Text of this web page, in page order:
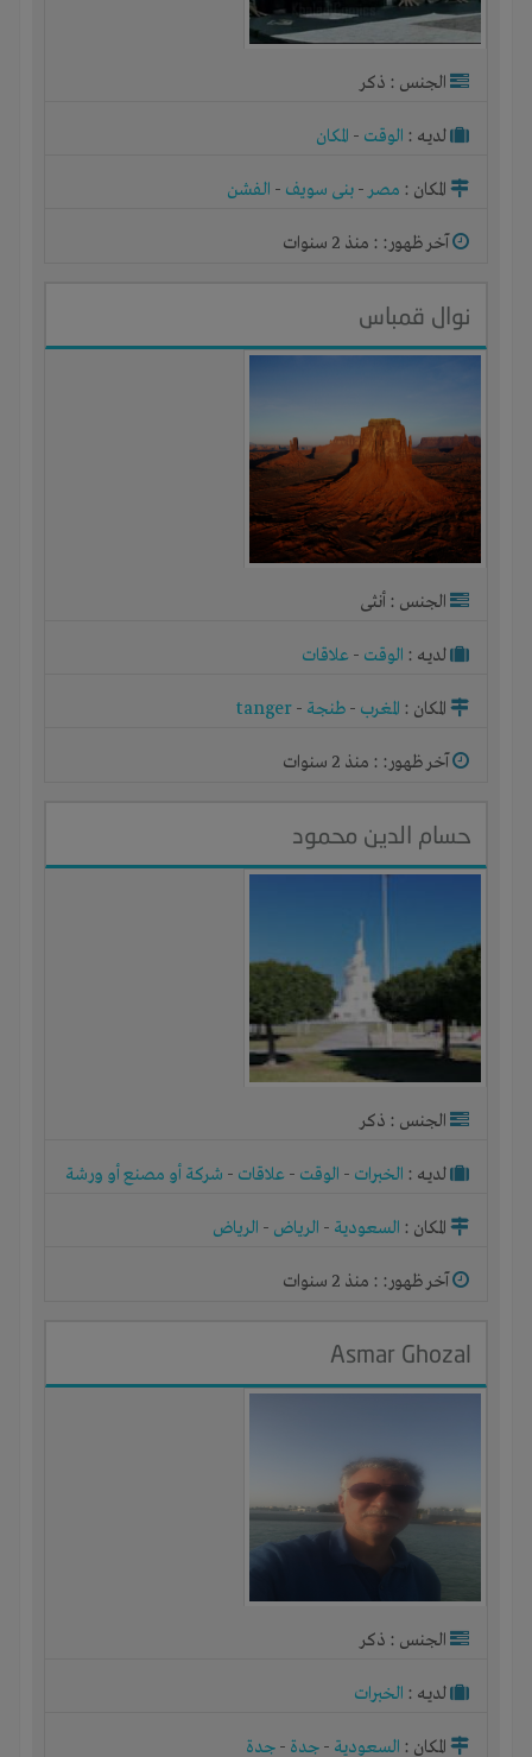
الجنس : ذكر
لديـه : الوقت - المكان
المكان : مصر- بنى سويف - الفشن
آخر ظهور: : منذ 2 سنوات
نوال قمباس
الجنس : أنثى
لديـه : الوقت - علاقات
المكان : المغرب - طنجة -
tanger
آخر ظهور: : منذ 2 سنوات
حسام الدين محمود
الجنس : ذكر
لديـه : الخبرات - الوقت - علاقات - شركة أو مصنع أو ورشة
المكان : السعودية - الرياض - الرياض
آخر ظهور: : منذ 2 سنوات
Asmar Ghozal
الجنس : ذكر
لديـه : الخبرات
المكان : السعودية - جدة - جدة